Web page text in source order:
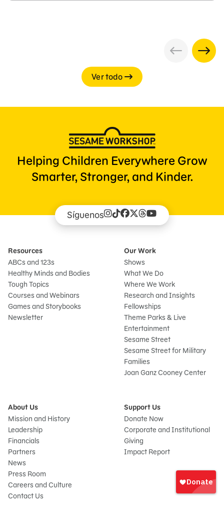
Ver todo
Helping Children Everywhere Grow
Smarter, Stronger, and Kinder.
Síguenos
Resources
ABCs and 123s
Healthy Minds and Bodies
Tough Topics
Courses and Webinars
Games and Storybooks
Newsletter
Our Work
Shows
What We Do
Where We Work
Research and Insights
Fellowships
Theme Parks & Live
Entertainment
Sesame Street
Sesame Street for Military
Families
Joan Ganz Cooney Center
About Us
Mission and History
Leadership
Financials
Partners
News
Press Room
Careers and Culture
Contact Us
Support Us
Donate Now
Corporate and Institutional
Giving
Impact Report